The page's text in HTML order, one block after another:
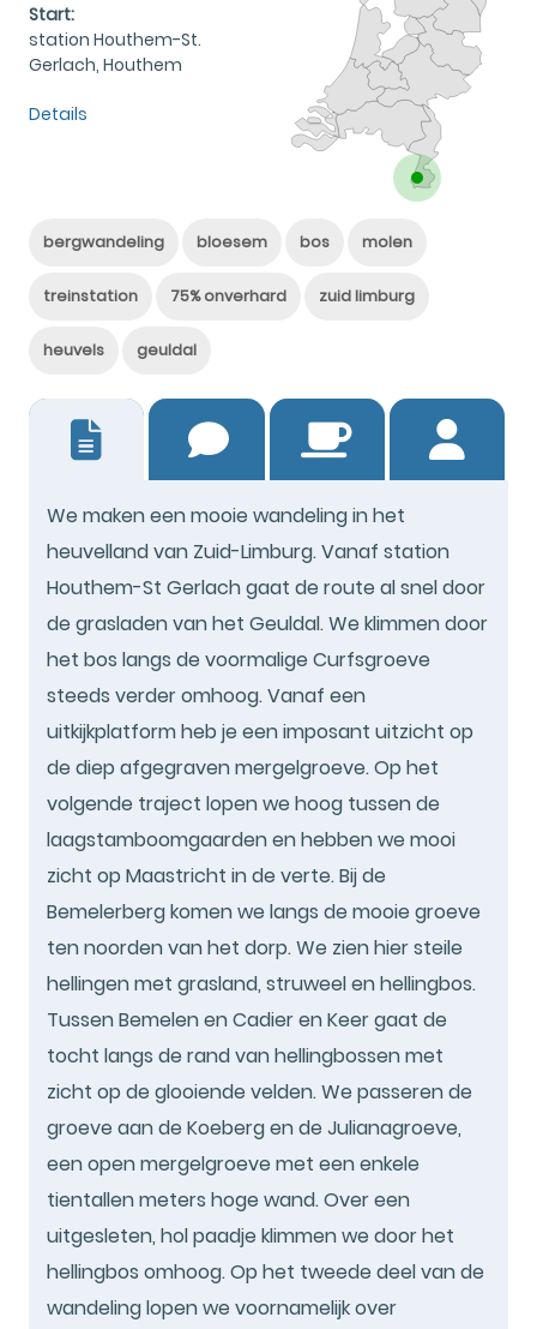
Start:
station Houthem-St.
Gerlach, Houthem
Details
bergwandeling bloesem bos molen
treinstation 75% onverhard zuid limburg
heuvels geuldal
We maken een mooie wandeling in het
heuvelland van Zuid-Limburg. Vanaf station
Houthem-St Gerlach gaat de route al snel door
de grasladen van het Geuldal. We klimmen door
het bos langs de voormalige Curfsgroeve
steeds verder omhoog. Vanaf een
uitkijkplatform heb je een imposant uitzicht op
de diep afgegraven mergelgroeve. Op het
volgende traject lopen we hoog tussen de
laagstamboomgaarden en hebben we mooi
zicht op Maastricht in de verte. Bij de
Bemelerberg komen we langs de mooie groeve
ten noorden van het dorp. We zien hier steile
hellingen met grasland, struweel en hellingbos.
Tussen Bemelen en Cadier en Keer gaat de
tocht langs de rand van hellingbossen met
zicht op de glooiende velden. We passeren de
groeve aan de Koeberg en de Julianagroeve,
een open mergelgroeve met een enkele
tientallen meters hoge wand. Over een
uitgesleten, hol paadje klimmen we door het
hellingbos omhoog. Op het tweede deel van de
wandeling lopen we voornamelijk over